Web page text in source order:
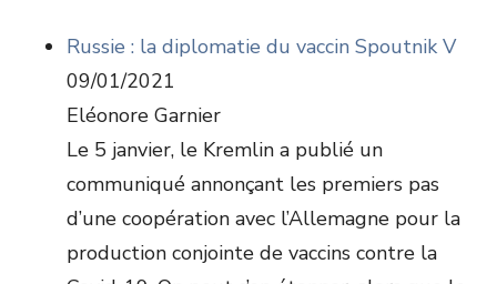
Russie : la diplomatie du vaccin Spoutnik V
09/01/2021
Eléonore Garnier
Le 5 janvier, le Kremlin a publié un
communiqué annonçant les premiers pas
d’une coopération avec l’Allemagne pour la
production conjointe de vaccins contre la